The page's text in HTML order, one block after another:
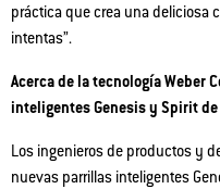
práctica que crea una deliciosa
intentas”.
Acerca de la tecnología Weber
inteligentes Genesis y Spirit
Los ingenieros de productos y
nuevas parrillas inteligentes